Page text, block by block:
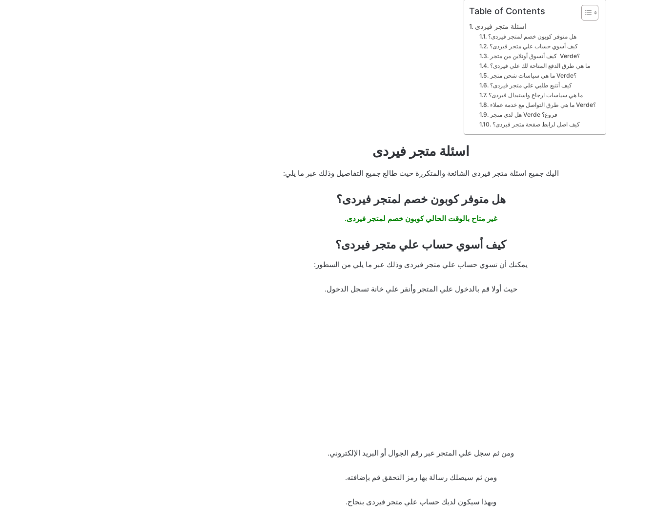
Table of Contents
اسئلة متجر فيردى
هل متوفر كوبون خصم لمتجر فيردى؟
كيف أسوي حساب علي متجر فيردى؟
كيف أتسوق أونلاين من متجر Verde؟
ما هي طرق الدفع المتاحة لك علي فيردى؟
ما هي سياسات شحن متجر Verde؟
كيف أتتبع طلبي علي متجر فيردى؟
ما هي سياسات ارجاع واستبدال فيردى؟
ما هي طرق التواصل مع خدمة عملاء Verde؟
هل لدي متجر Verde فروع؟
كيف اصل لرابط صفحة متجر فيردى؟
اسئلة متجر فيردى
اليك جميع اسئلة متجر فيردى الشائعة والمتكررة حيث طالع جميع التفاصيل وذلك عبر ما يلي:
هل متوفر كوبون خصم لمتجر فيردى؟
غير متاح بالوقت الحالي كوبون خصم لمتجر فيردى.
كيف أسوي حساب علي متجر فيردى؟
يمكنك أن تسوي حساب علي متجر فيردى وذلك عبر ما يلي من السطور:
حيث أولا قم بالدخول علي المتجر وأنقر علي خانة تسجل الدخول.
ومن ثم سجل علي المتجر عبر رقم الجوال أو البريد الإلكتروني.
ومن ثم سيصلك رسالة بها رمز التحقق قم بإضافته.
وبهذا سيكون لديك حساب علي متجر فيردى بنجاح.